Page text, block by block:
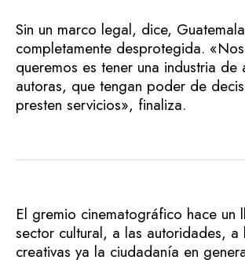
Sin un marco legal, dice,
completamente desprotegida.
queremos es tener una industria de
autoras, que tengan poder de
presten servicios», finaliza.
El gremio cinematográfico hace un
sector cultural, a las autoridades, a
creativas ya la ciudadanía en